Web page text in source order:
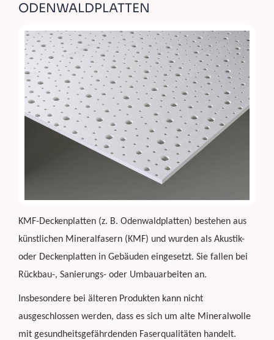
ODENWALDPLATTEN
KMF-Deckenplatten (z. B. Odenwaldplatten) bestehen aus
künstlichen Mineralfasern (KMF) und wurden als Akustik-
oder Deckenplatten in Gebäuden eingesetzt. Sie fallen bei
Rückbau-, Sanierungs- oder Umbauarbeiten an.
Insbesondere bei älteren Produkten kann nicht
ausgeschlossen werden, dass es sich um alte Mineralwolle
mit gesundheitsgefährdenden Faserqualitäten handelt.